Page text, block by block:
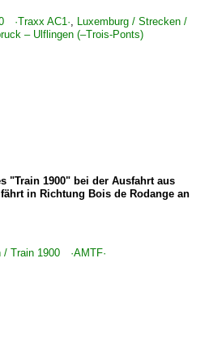
·Traxx AC1·, Luxemburg / Strecken /
– Ulflingen (–Trois-Ponts)
"Train 1900" bei der Ausfahrt aus
in Richtung Bois de Rodange an
/ Train 1900 ·AMTF·